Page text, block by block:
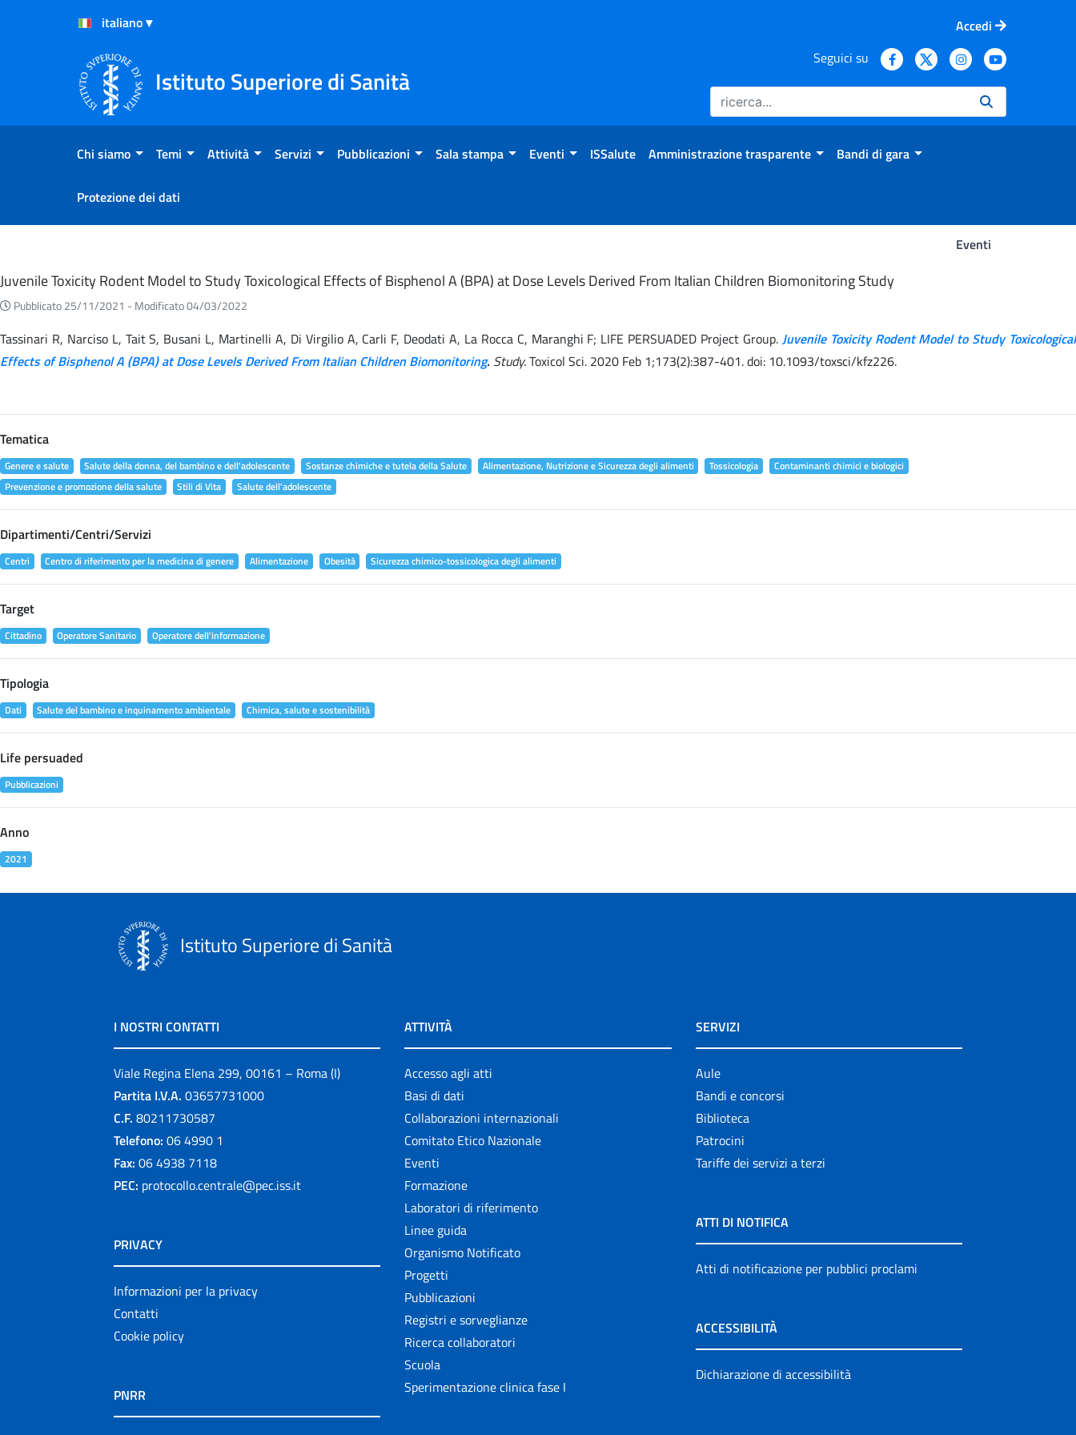
Salta al Contenuto
Salta al Footer
Accedi
Istituto Superiore di Sanità
Seguici su
Chi siamo Temi Attività Servizi Pubblicazioni Sala stampa Eventi ISSalute Amministrazione trasparente Bandi di gara
Protezione dei dati
Eventi
Eventi
Juvenile Toxicity Rodent Model to Study Toxicological Effects of Bisphenol A (BPA) at Dose Levels Derived From Italian Children Biomonitoring Study
Pubblicato 25/11/2021 - Modificato 04/03/2022
Tassinari R, Narciso L, Tait S, Busani L, Martinelli A, Di Virgilio A, Carli F, Deodati A, La Rocca C, Maranghi F; LIFE PERSUADED Project Group. Juvenile Toxicity Rodent Model to Study Toxicological
Effects of Bisphenol A (BPA) at Dose Levels Derived From Italian Children Biomonitoring. Study.Toxicol Sci. 2020 Feb 1;173(2):387-401. doi: 10.1093/toxsci/kfz226.
Tematica
Genere e salute Salute della donna, del bambino e dell'adolescente Sostanze chimiche e tutela della Salute Alimentazione, Nutrizione e Sicurezza degli alimenti Tossicologia
Contaminanti chimici e biologici
Prevenzione e promozione della salute
Stili di Vita Salute dell'adolescente
Dipartimenti/Centri/Servizi
Centri Centro di riferimento per la medicina di genere Alimentazione Obesità Sicurezza chimico-tossicologica degli alimenti
Target
Cittadino Operatore Sanitario Operatore dell'informazione
Tipologia
Dati Salute del bambino e inquinamento ambientale Chimica, salute e sostenibilità
Life persuaded
Pubblicazioni
Anno
2021
Istituto Superiore di Sanità
I NOSTRI CONTATTI
Viale Regina Elena 299, 00161 – Roma (I)
Partita I.V.A. 03657731000
C.F. 80211730587
Telefono: 06 4990 1
Fax: 06 4938 7118
PEC: protocollo.centrale@pec.iss.it
PRIVACY
Informazioni per la privacy
Contatti
Cookie policy
PNRR
ATTIVITÀ
Accesso agli atti
Basi di dati
Collaborazioni internazionali
Comitato Etico Nazionale
Eventi
Formazione
Laboratori di riferimento
Linee guida
Organismo Notificato
Progetti
Pubblicazioni
Registri e sorveglianze
Ricerca collaboratori
Scuola
Sperimentazione clinica fase I
SERVIZI
Aule
Bandi e concorsi
Biblioteca
Patrocini
Tariffe dei servizi a terzi
ATTI DI NOTIFICA
Atti di notificazione per pubblici proclami
ACCESSIBILITÀ
Dichiarazione di accessibilità